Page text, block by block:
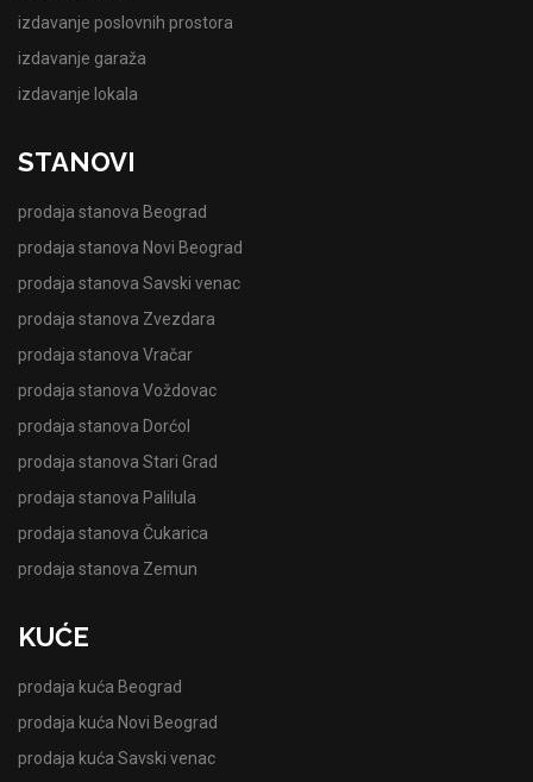
izdavanje poslovnih prostora
izdavanje garaža
izdavanje lokala
STANOVI
prodaja stanova Beograd
prodaja stanova Novi Beograd
prodaja stanova Savski venac
prodaja stanova Zvezdara
prodaja stanova Vračar
prodaja stanova Voždovac
prodaja stanova Dorćol
prodaja stanova Stari Grad
prodaja stanova Palilula
prodaja stanova Čukarica
prodaja stanova Zemun
KUĆE
prodaja kuća Beograd
prodaja kuća Novi Beograd
prodaja kuća Savski venac